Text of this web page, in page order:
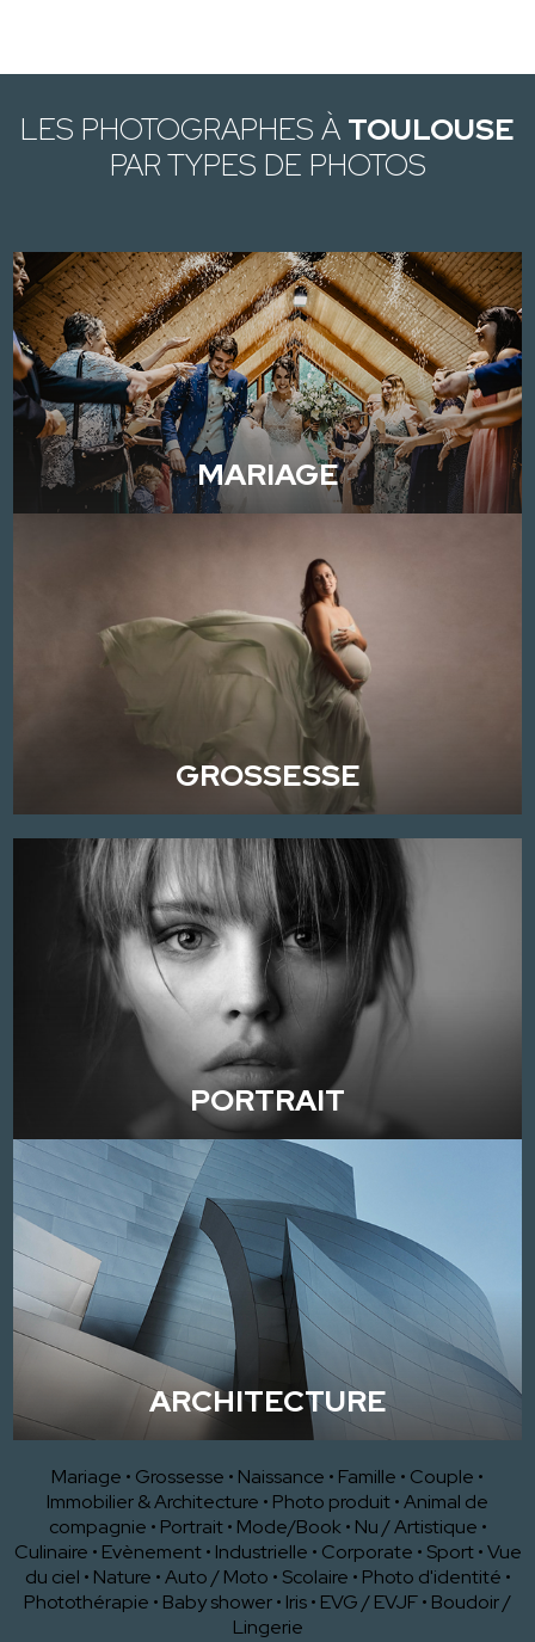
LES PHOTOGRAPHES À TOULOUSE
PAR TYPES DE PHOTOS
MARIAGE
GROSSESSE
PORTRAIT
ARCHITECTURE
Mariage • Grossesse • Naissance • Famille • Couple •
Immobilier & Architecture • Photo produit•Animal de
compagnie • Portrait • Mode/Book • Nu / Artistique •
Culinaire • Evènement • Industrielle • Corporate • Sport •Vue
du ciel • Nature •Auto / Moto • Scolaire • Photo d'identité •
Photothérapie • Baby shower• Iris• EVG / EVJF• Boudoir /
Lingerie